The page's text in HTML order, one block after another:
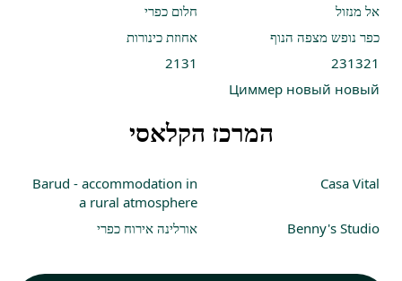
אל מנזול
חלום כפרי
כפר נופש מצפה הנוף
אחוזת כינורות
231321
2131
Циммер новый новый
המרכז הקלאסי
Casa Vital
Barud - accommodation in
a rural atmosphere
Benny's Studio
אורלינה אירוח כפרי